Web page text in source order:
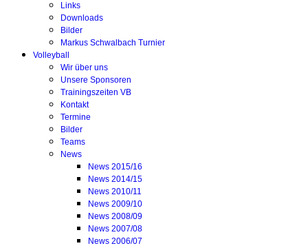
Links
Downloads
Bilder
Markus Schwalbach Turnier
Volleyball
Wir über uns
Unsere Sponsoren
Trainingszeiten VB
Kontakt
Termine
Bilder
Teams
News
News 2015/16
News 2014/15
News 2010/11
News 2009/10
News 2008/09
News 2007/08
News 2006/07